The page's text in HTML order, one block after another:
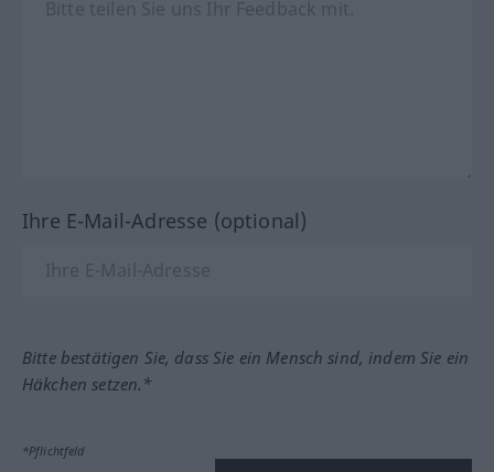
Ihre E-Mail-Adresse (optional)
Bitte bestätigen Sie, dass Sie ein Mensch sind, indem Sie ein
Häkchen setzen.*
*Pflichtfeld